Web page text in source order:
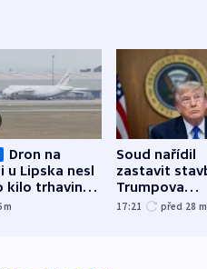
Dron na
u Lipska nesl
kilo trhaviny,
ukazují na
m
Soud nařídil
zastavit
Trumpova
tanečního
17:21 před 28 m